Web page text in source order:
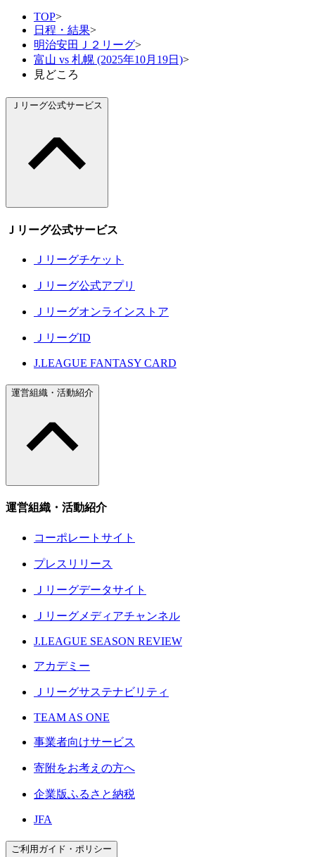
TOP>
日程・結果>
明治安田Ｊ２リーグ>
富山 vs 札幌 (2025年10月19日)>
見どころ
Ｊリーグ公式サービス
Ｊリーグ公式サービス
Ｊリーグチケット
Ｊリーグ公式アプリ
Ｊリーグオンラインストア
ＪリーグID
J.LEAGUE FANTASY CARD
運営組織・活動紹介
運営組織・活動紹介
コーポレートサイト
プレスリリース
Ｊリーグデータサイト
Ｊリーグメディアチャンネル
J.LEAGUE SEASON REVIEW
アカデミー
Ｊリーグサステナビリティ
TEAM AS ONE
事業者向けサービス
寄附をお考えの方へ
企業版ふるさと納税
JFA
ご利用ガイド・ポリシー